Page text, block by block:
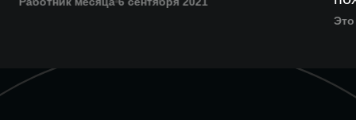
Это